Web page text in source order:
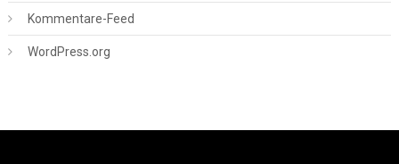
Kommentare-Feed
WordPress.org